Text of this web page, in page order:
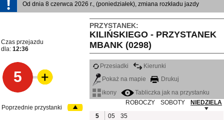
Od dnia 8 czerwca 2026 r., (poniedziałek), zmiana rozkładu jazdy
PRZYSTANEK:
KILIŃSKIEGO - PRZYSTANEK
MBANK (0298)
Czas przejazdu
dla: 12:36
5
Przesiadki
Kierunki
Pokaż na mapie
Drukuj
ikony
Tabliczka jak na przystanku
ROBOCZY
SOBOTY
NIEDZIELA
5
05
35
Poprzednie przystanki